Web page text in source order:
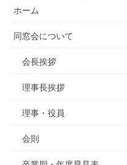
ホーム
同窓会について
会長挨拶
理事長挨拶
理事・役員
会則